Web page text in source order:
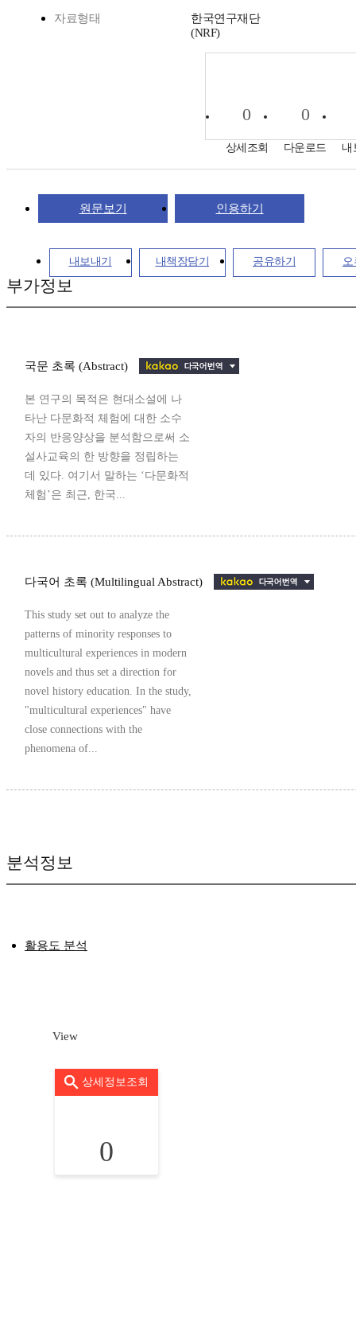
자료형태
한국연구재단
(NRF)
0
상세조회
0
다운로드 내
원문보기 인용하기
내보내기 내책장담기 공유하기 오
부가정보
국문 초록 (Abstract)
본 연구의 목적은 현대소설에 나
타난 다문화적 체험에 대한 소수
자의 반응양상을 분석함으로써 소
설사교육의 한 방향을 정립하는
데 있다. 여기서 말하는 ‘다문화적
체험’은 최근, 한국...
다국어 초록 (Multilingual Abstract)
This study set out to analyze the
patterns of minority responses to
multicultural experiences in modern
novels and thus set a direction for
novel history education. In the study,
"multicultural experiences" have
close connections with the
phenomena of...
분석정보
활용도 분석
View
상세정보조회
0